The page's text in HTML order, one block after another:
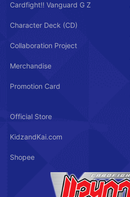
Cardfight!! Vanguard G Z
Character Deck (CD)
Collaboration Project
Merchandise
Promotion Card
Official Store
KidzandKai.com
Shopee